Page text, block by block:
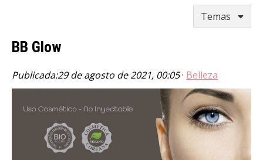
Temas
BB Glow
Publicada:29 de agosto de 2021, 00:05· Belleza